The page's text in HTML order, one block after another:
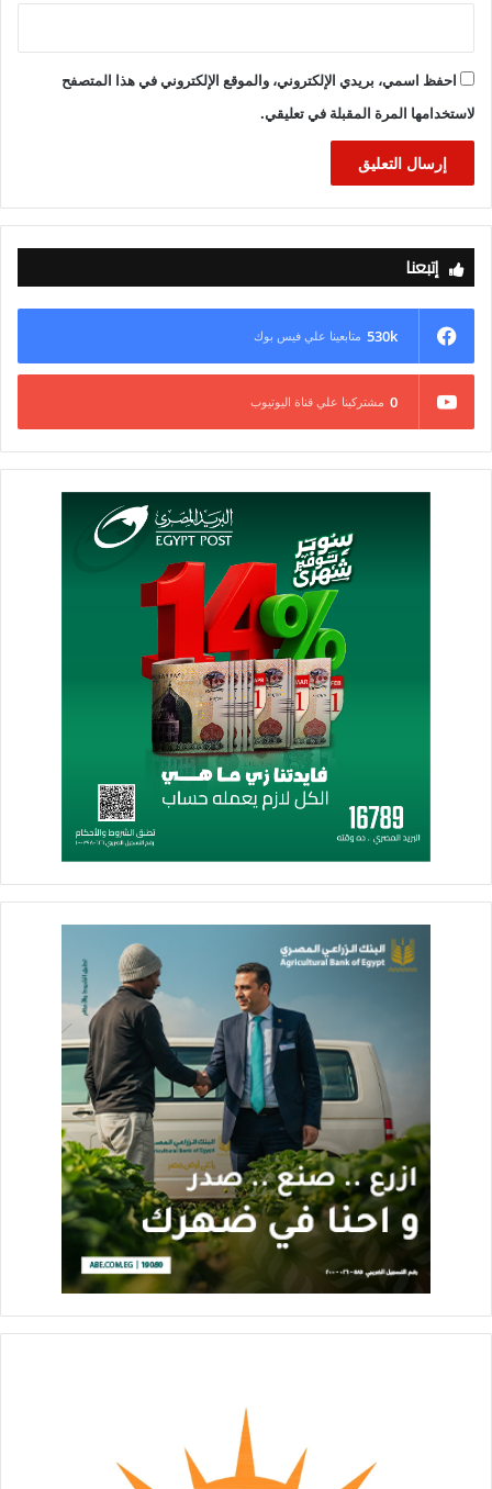
احفظ اسمي، بريدي الإلكتروني، والموقع الإلكتروني في هذا المتصفح
لاستخدامها المرة المقبلة في تعليقي.
إتبعنا
530k متابعينا علي فيس بوك
0 مشتركينا علي قناة اليوتيوب